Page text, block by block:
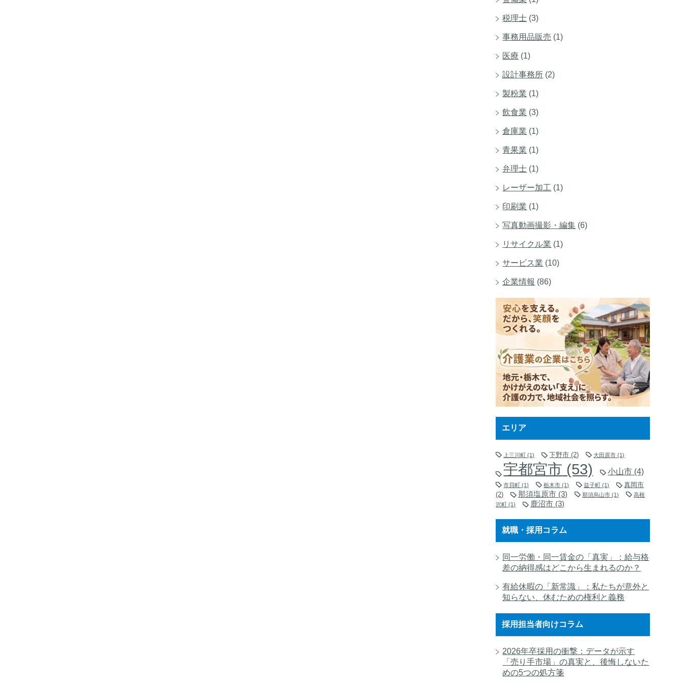
税理士 (3)
事務用品販売 (1)
医療 (1)
設計事務所 (2)
製粉業 (1)
飲食業 (3)
倉庫業 (1)
青果業 (1)
弁理士 (1)
レーザー加工 (1)
印刷業 (1)
写真動画撮影・編集 (6)
リサイクル業 (1)
サービス業 (10)
企業情報 (86)
エリア
上三川町 (1) 下野市 (2) 大田原市 (1)
宇都宮市 (53) 小山市 (4)
市貝町 (1) 栃木市 (1) 益子町 (1)
真岡市
(2)
那須塩原市 (3) 那須烏山市 (1)
高根
沢町 (1) 鹿沼市 (3)
就職・採用コラム
同一労働・同一賃金の「真実」：給与格
差の納得感はどこから生まれるのか？
有給休暇の「新常識」：私たちが意外と
知らない、休むための権利と義務
採用担当者向けコラム
2026年卒採用の衝撃：データが示す
「売り手市場」の真実と、後悔しないた
めの5つの処方箋